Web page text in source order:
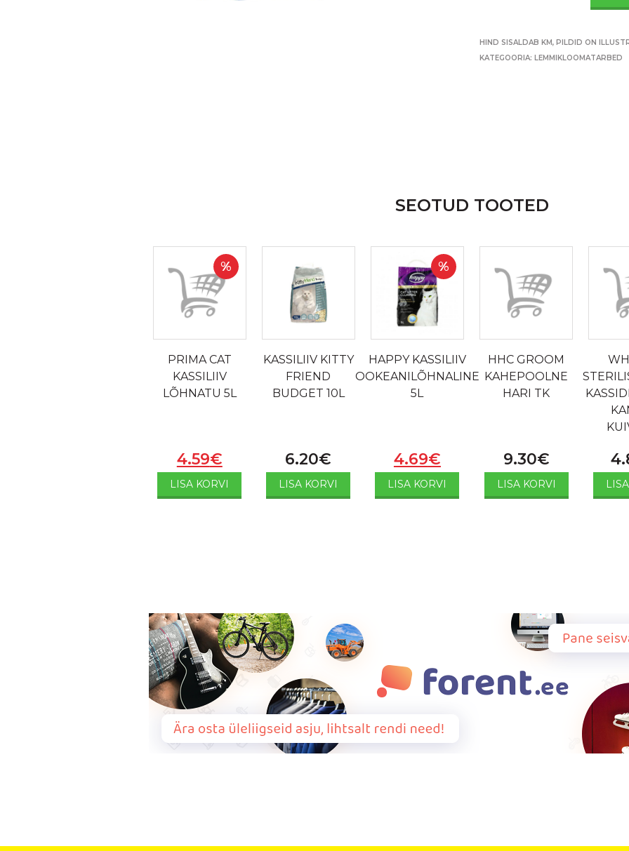
HIND SISALDAB KM, PILDID ON
KATEGOORIA:LEMMIKLOOMATARBED
SEOTUD TOOTED
%
PRIMA CAT
KASSILIIV
LÕHNATU 5L
4.59€
LISA KORVI
KASSILIIV KITTY
FRIEND
BUDGET 10L
6.20€
LISA KORVI
%
HAPPY KASSILIIV
OOKEANILÕHNALINE
5L
4.69€
LISA KORVI
HHC GROOM
KAHEPOOLNE
HARI TK
9.30€
LISA KORVI